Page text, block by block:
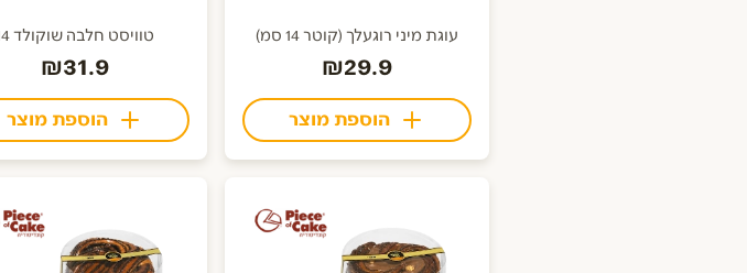
עוגת מיני רוגעלך (קוטר 14 סמ)
₪29.9
הוספת מוצר
טוויסט חלבה שוקולד 14
₪31.9
הוספת מוצר